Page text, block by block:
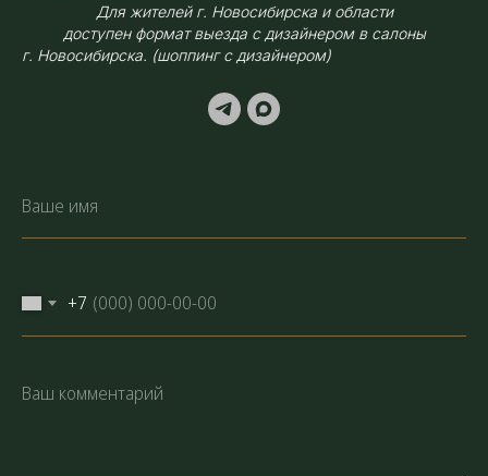
Для жителей г. Новосибирска и области
доступен формат выезда с дизайнером в салоны
г. Новосибирска. (шоппинг с дизайнером)
+7